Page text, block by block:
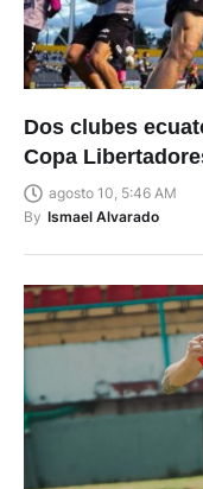
Dos clubes
Copa
agosto 10, 5:46 AM
By Ismael Alvarado